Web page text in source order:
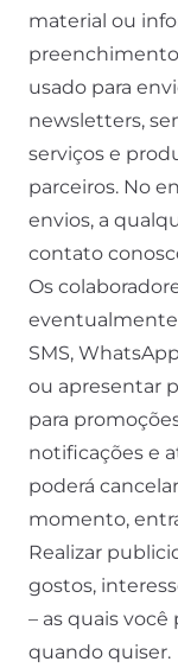
material ou
usado para
newsletters,
serviços e
parceiros. No
envios, a
contato
Os
SMS,
ou apresentar
para
notificações e
poderá
momento,
Realizar
gostos,
– as quais
quando quiser.